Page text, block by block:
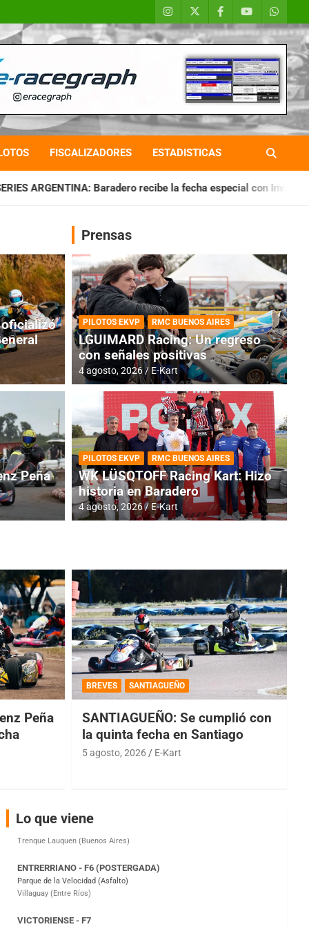
FISCALIZADORES ESTADISTICAS
recibe la fecha especial con Invitados CHAQUEÑO
RMC BUENOS AIRES
Cerró una jornada
oficializó
Peña
Prensas
PILOTOS EKVP RMC BUENOS AIRES
LGUIMARD Racing: Un regreso
con señales positivas
4 agosto, 2026 E-Kart
PILOTOS EKVP RMC BUENOS AIRES
WK LÜSQTOFF Racing Kart: Hizo
historia en Baradero
4 agosto, 2026 E-Kart
Peña
BREVES SANTIAGUEÑO
SANTIAGUEÑO: Se cumplió con
la quinta fecha en Santiago
5 agosto, 2026 E-Kart
Lo que viene
COBERTURA ESPECIAL DE E-KART.COM.AR
08/09-AGO
IAME SERIES ARGENTINA 6
Ramiro Tot (Asfalto)
Baradero (Buenos Aires)
Parque de la Velocidad (Asfalto)
El Cerro (Tierra)
Victoria (Entre Ríos)
Moto Club Reginense (Tierra)